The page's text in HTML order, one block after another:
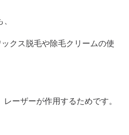
クス脱毛や除毛クリームの使
ーザーが作用するためです。